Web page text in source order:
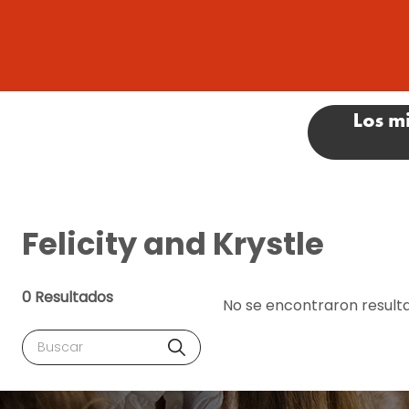
Felicity and Krystle
0 Resultados
Buscar
No se encontraron